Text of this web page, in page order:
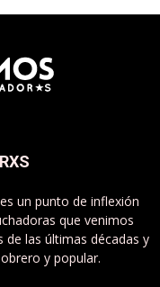
un punto de inflexión
que venimos
las últimas décadas y
y popular.